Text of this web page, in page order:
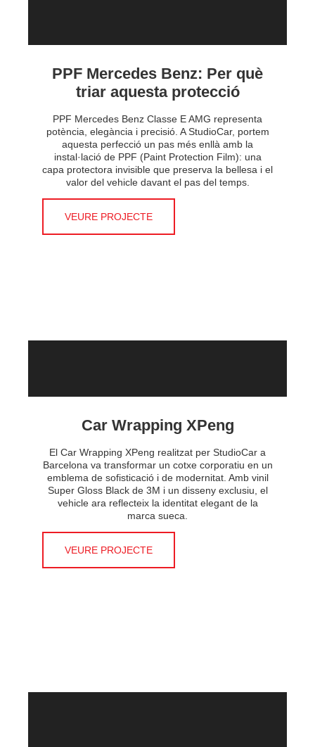
PPF Mercedes Benz: Per què
triar aquesta protecció
PPF Mercedes Benz Classe E AMG representa
potència, elegància i precisió. A StudioCar, portem
aquesta perfecció un pas més enllà amb la
instal·lació de PPF (Paint Protection Film): una
capa protectora invisible que preserva la bellesa i el
valor del vehicle davant el pas del temps.
VEURE PROJECTE
Car Wrapping XPeng
El Car Wrapping XPeng realitzat per StudioCar a
Barcelona va transformar un cotxe corporatiu en un
emblema de sofisticació i de modernitat. Amb vinil
Super Gloss Black de 3M i un disseny exclusiu, el
vehicle ara reflecteix la identitat elegant de la
marca sueca.
VEURE PROJECTE